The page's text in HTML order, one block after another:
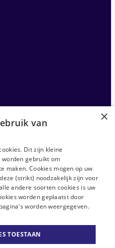
Sitemap
statement
×
van
Dit zijn kleine
gebruikt om
maken. Cookies mogen op uw
(strikt) noodzakelijk zijn voor
andere soorten cookies is uw
worden geplaatst door
worden weergegeven.
TOESTAAN